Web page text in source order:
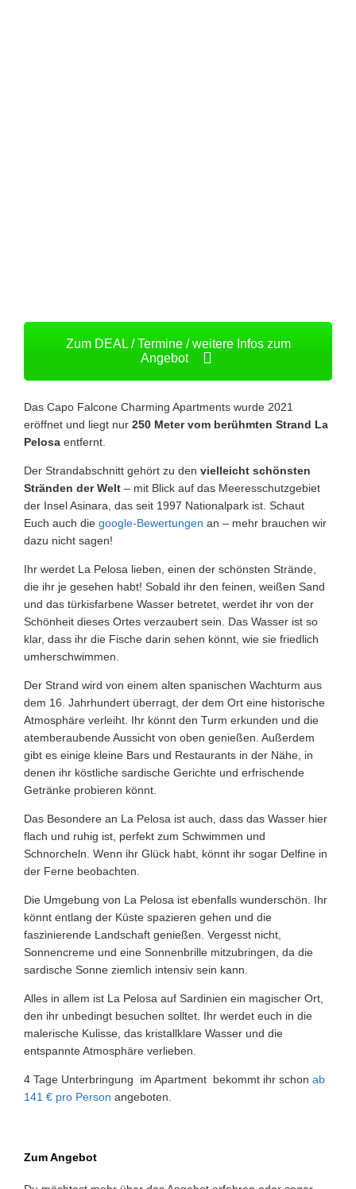
Zum DEAL / Termine / weitere Infos zum
Angebot
Das Capo Falcone Charming Apartments wurde 2021
eröffnet und liegt nur 250 Meter vom berühmten Strand La
Pelosa entfernt.
Der Strandabschnitt gehört zu den vielleicht schönsten
Stränden der Welt – mit Blick auf das Meeresschutzgebiet
der Insel Asinara, das seit 1997 Nationalpark ist. Schaut
Euch auch die google-Bewertungen an – mehr brauchen wir
dazu nicht sagen!
Ihr werdet La Pelosa lieben, einen der schönsten Strände,
die ihr je gesehen habt! Sobald ihr den feinen, weißen Sand
und das türkisfarbene Wasser betretet, werdet ihr von der
Schönheit dieses Ortes verzaubert sein. Das Wasser ist so
klar, dass ihr die Fische darin sehen könnt, wie sie friedlich
umherschwimmen.
Der Strand wird von einem alten spanischen Wachturm aus
dem 16. Jahrhundert überragt, der dem Ort eine historische
Atmosphäre verleiht. Ihr könnt den Turm erkunden und die
atemberaubende Aussicht von oben genießen. Außerdem
gibt es einige kleine Bars und Restaurants in der Nähe, in
denen ihr köstliche sardische Gerichte und erfrischende
Getränke probieren könnt.
Das Besondere an La Pelosa ist auch, dass das Wasser hier
flach und ruhig ist, perfekt zum Schwimmen und
Schnorcheln. Wenn ihr Glück habt, könnt ihr sogar Delfine in
der Ferne beobachten.
Die Umgebung von La Pelosa ist ebenfalls wunderschön. Ihr
könnt entlang der Küste spazieren gehen und die
faszinierende Landschaft genießen. Vergesst nicht,
Sonnencreme und eine Sonnenbrille mitzubringen, da die
sardische Sonne ziemlich intensiv sein kann.
Alles in allem ist La Pelosa auf Sardinien ein magischer Ort,
den ihr unbedingt besuchen solltet. Ihr werdet euch in die
malerische Kulisse, das kristallklare Wasser und die
entspannte Atmosphäre verlieben.
4 Tage Unterbringung im Apartment bekommt ihr schon ab
141 € pro Person angeboten.
Zum Angebot